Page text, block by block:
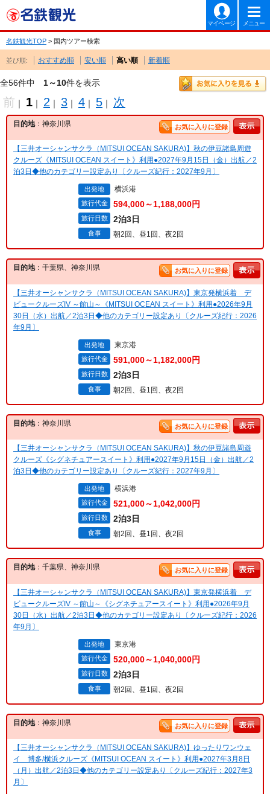
マイページ メニュー
名鉄観光TOP > 国内ツアー検索
並び順: おすすめ順 安い順 高い順 新着順
全56件中 1～10件を表示
前 ｜ 1 ｜ 2 ｜ 3 ｜ 4 ｜ 5 ｜ 次
目的地：神奈川県 お気に入りに登録
【三井オーシャンサクラ（MITSUI OCEAN SAKURA)】秋の伊豆諸島周遊
クルーズ《MITSUI OCEAN スイート》利用●2027年9月15日（金）出航／2
泊3日◆他のカテゴリー設定あり〔クルーズ紀行：2027年9月〕
出発地 横浜港
旅行代金 594,000～1,188,000円
旅行日数 2泊3日
食事 朝2回、昼1回、夜2回
目的地：千葉県、神奈川県 お気に入りに登録
【三井オーシャンサクラ（MITSUI OCEAN SAKURA)】東京発横浜着 デ
ビュークルーズIV ～館山～《MITSUI OCEAN スイート》利用●2026年9月
30日（水）出航／2泊3日◆他のカテゴリー設定あり〔クルーズ紀行：2026
年9月〕
出発地 東京港
旅行代金 591,000～1,182,000円
旅行日数 2泊3日
食事 朝2回、昼1回、夜2回
目的地：神奈川県 お気に入りに登録
【三井オーシャンサクラ（MITSUI OCEAN SAKURA)】秋の伊豆諸島周遊
クルーズ《シグネチュアースイート》利用●2027年9月15日（金）出航／2
泊3日◆他のカテゴリー設定あり〔クルーズ紀行：2027年9月〕
出発地 横浜港
旅行代金 521,000～1,042,000円
旅行日数 2泊3日
食事 朝2回、昼1回、夜2回
目的地：千葉県、神奈川県 お気に入りに登録
【三井オーシャンサクラ（MITSUI OCEAN SAKURA)】東京発横浜着 デ
ビュークルーズIV ～館山～《シグネチュアースイート》利用●2026年9月
30日（水）出航／2泊3日◆他のカテゴリー設定あり〔クルーズ紀行：2026
年9月〕
出発地 東京港
旅行代金 520,000～1,040,000円
旅行日数 2泊3日
食事 朝2回、昼1回、夜2回
目的地：神奈川県 お気に入りに登録
【三井オーシャンサクラ（MITSUI OCEAN SAKURA)】ゆったりワンウェ
イ 博多/横浜クルーズ《MITSUI OCEAN スイート》利用●2027年3月8日
（月）出航／2泊3日◆他のカテゴリー設定あり〔クルーズ紀行：2027年3
月〕